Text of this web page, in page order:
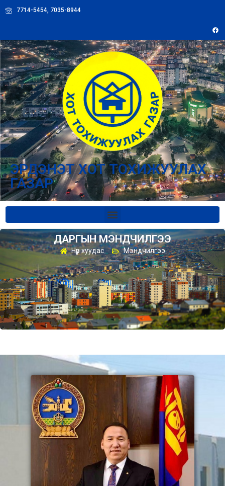
7714-5454, 7035-8944
ЭРДЭНЭТ ХОТ ТОХИЖУУЛАХ
ГАЗАР
ДАРГЫН МЭНДЧИЛГЭЭ
Нүүр хуудас Мэндчилгээ